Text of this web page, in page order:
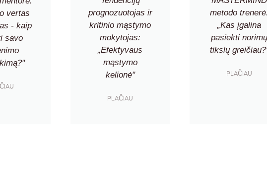
vertas
- kaip
savo
prognozuotojas ir
kritinio mąstymo
mokytojas:
„Efektyvaus
mąstymo
kelionė"
PLAČIAU
metodo
„Kas įgalina
pasiekti norimų
tikslų
PLAČIAU